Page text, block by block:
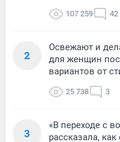
107 259 42
2
Освежают и
для женщин
вариантов от
25 738 3
3
«В переходе с
рассказала,